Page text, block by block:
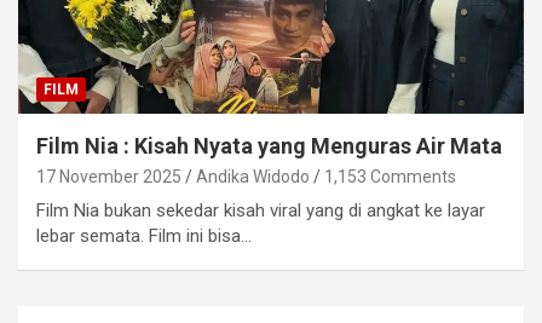
FILM
Film Nia : Kisah Nyata yang Menguras Air Mata
17 November 2025 Andika Widodo 1,153 Comments
Film Nia bukan sekedar kisah viral yang di angkat ke layar
lebar semata. Film ini bisa…